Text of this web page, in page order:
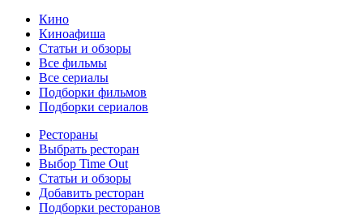
Кино
Киноафиша
Статьи и обзоры
Все фильмы
Все сериалы
Подборки фильмов
Подборки сериалов
Рестораны
Выбрать ресторан
Выбор Time Out
Статьи и обзоры
Добавить ресторан
Подборки ресторанов